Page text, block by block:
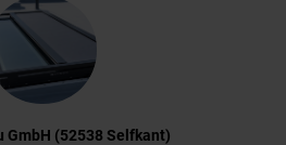
GmbH (52538 Selfkant)